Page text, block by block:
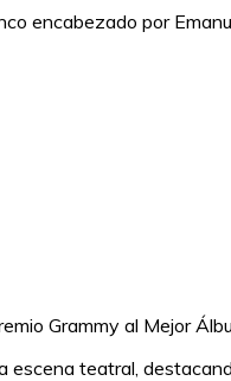
encabezado por
Grammy al Mejor
escena teatral,